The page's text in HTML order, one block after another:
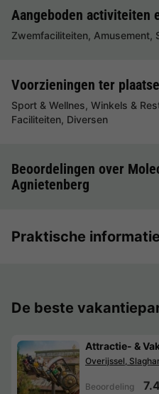
Aangeboden activiteiten
Zwemfaciliteiten, Amusement,
Voorzieningen ter
Sport & Wellnes, Winkels &
Faciliteiten, Diversen
Beoordelingen over
Agnietenberg
Praktische informatie
De beste
Attractie- &
Overijssel,
Beoordeling 7.4